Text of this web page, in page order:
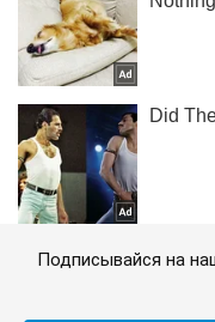
Подписывайся на